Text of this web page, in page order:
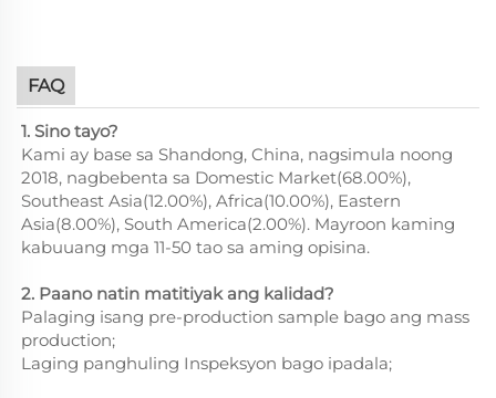
FAQ
1. Sino tayo?
Kami ay base sa Shandong, China, nagsimula noong
2018, nagbebenta sa Domestic Market(68.00%),
Southeast Asia(12.00%), Africa(10.00%), Eastern
Asia(8.00%), South America(2.00%). Mayroon kaming
kabuuang mga 11-50 tao sa aming opisina.
2. Paano natin matitiyak ang kalidad?
Palaging isang pre-production sample bago ang mass
production;
Laging panghuling Inspeksyon bago ipadala;